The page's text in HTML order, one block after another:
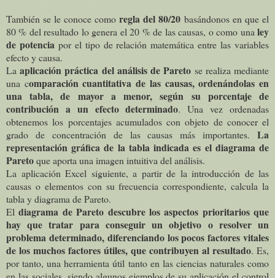
También se le conoce como regla del 80/20 basándonos en que el
80 % del resultado lo genera el 20 % de las causas, o como una ley
de potencia por el tipo de relación matemática entre las variables
efecto y causa.
Laaplicación práctica del análisis de Pareto se realiza mediante
una comparación cuantitativa de las causas, ordenándolas en
una tabla, de mayor a menor, según su porcentaje de
contribución a un efecto determinado. Una vez ordenadas
obtenemos los porcentajes acumulados con objeto de conocer el
grado de concentración de las causas más importantes. La
representación gráfica de la tabla indicada es el diagrama de
Paretoque aporta una imagen intuitiva del análisis.
La aplicación Excel siguiente, a partir de la introducción de las
causas o elementos con su frecuencia correspondiente, calcula la
tabla y diagrama de Pareto.
Eldiagrama de Pareto descubre los aspectos prioritarios que
hay que tratar para conseguir un objetivo o resolver un
problema determinado, diferenciando los pocos factores vitales
de los muchos factores útiles, que contribuyen al resultado. Es,
por tanto, una herramienta útil tanto en las ciencias naturales como